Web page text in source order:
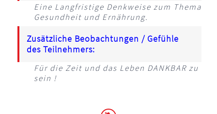
Eine Langfristige Denkweise zum Thema
Gesundheit und Ernährung.
Zusätzliche Beobachtungen / Gefühle
des Teilnehmers:
Für die Zeit und das Leben DANKBAR zu
sein !